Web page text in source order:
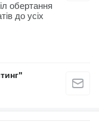
обертання
до усіх